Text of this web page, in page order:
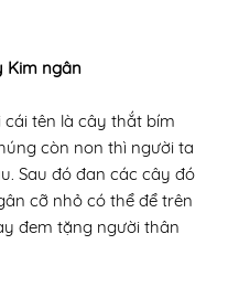
Kim ngân
tên là cây thắt bím
còn non thì người ta
Sau đó đan các cây đó
cỡ nhỏ có thể để trên
đem tặng người thân